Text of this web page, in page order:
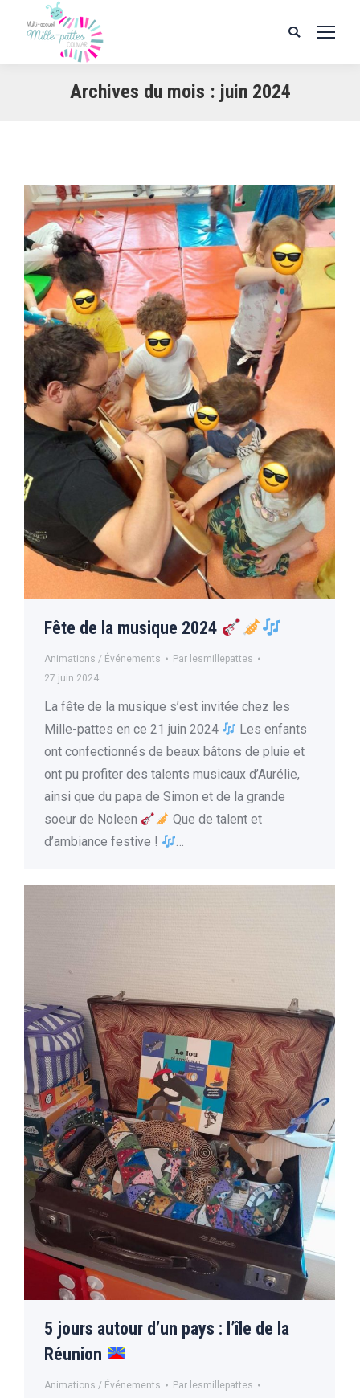
Search:
Archives du mois : juin 2024
Fête de la musique 2024
Animations / Événements Par lesmillepattes
27 juin 2024
La fête de la musique s’est invitée chez les
Mille-pattes en ce 21 juin 2024
Les enfants
ont confectionnés de beaux bâtons de pluie et
ont pu profiter des talents musicaux d’Aurélie,
ainsi que du papa de Simon et de la grande
soeur de Noleen
Que de talent et
d’ambiance festive !
…
5 jours autour d’un pays : l’île de la
Réunion
Animations / Événements Par lesmillepattes